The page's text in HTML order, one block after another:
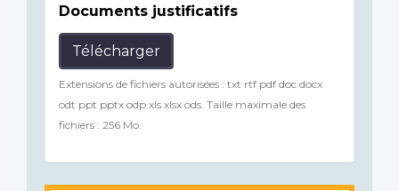
Documents justificatifs
Télécharger
Extensions de fichiers autorisées : txt rtf pdf doc docx
odt ppt pptx odp xls xlsx ods. Taille maximale des
fichiers : 256 Mo.